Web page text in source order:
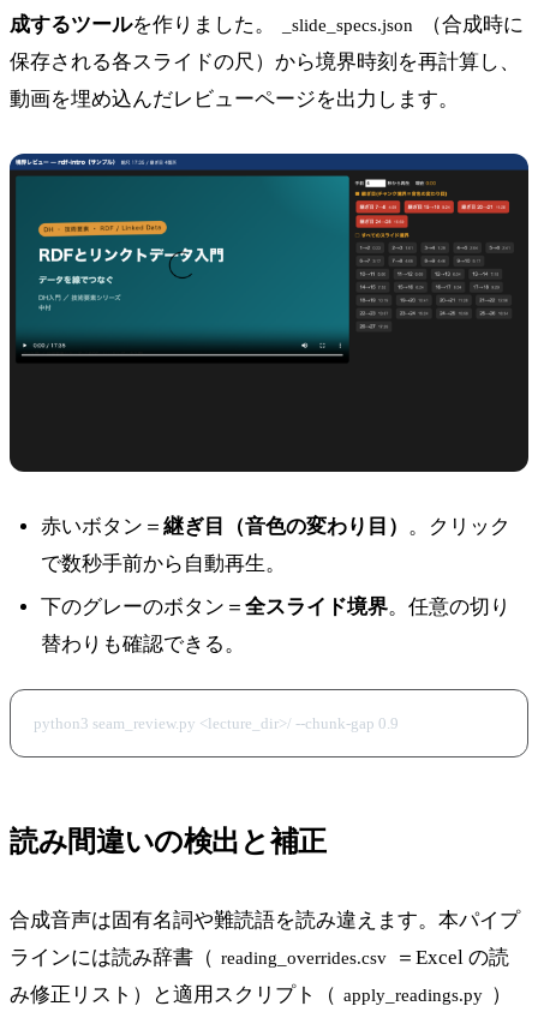
成するツールを作りました。 _slide_specs.json
（合成時に
保存される各スライドの尺）から境界時刻を再計算し、
動画を埋め込んだレビューページを出力します。
赤いボタン＝ 継ぎ目（音色の変わり目）
。クリック
で数秒手前から自動再生。
下のグレーのボタン＝ 全スライド境界。任意の切り
替わりも確認できる。
読み間違いの検出と補正
合成音声は固有名詞や難読語を読み違えます。本パイプ
ラインには読み辞書（ reading_overrides.csv
＝Excel の読
み修正リスト）と適用スクリプト（ apply_readings.py ）